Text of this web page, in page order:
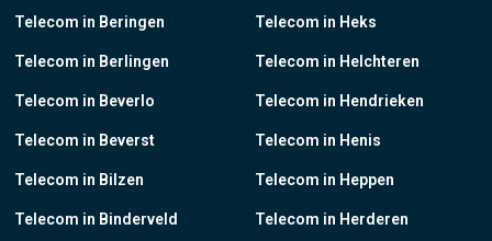
Telecom in Beringen
Telecom in Berlingen
Telecom in Beverlo
Telecom in Beverst
Telecom in Bilzen
Telecom in Binderveld
Telecom in Heks
Telecom in Helchteren
Telecom in Hendrieken
Telecom in Henis
Telecom in Heppen
Telecom in Herderen